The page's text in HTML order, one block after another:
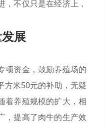
不仅只是在经济上，
展
项资金，鼓励养殖场的
方米50元的补助，无疑
着养殖规模的扩大，相
，提高了肉牛的生产效